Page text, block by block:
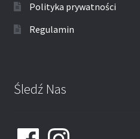
Polityka prywatności
Regulamin
Śledź Nas
FacebookInstagram